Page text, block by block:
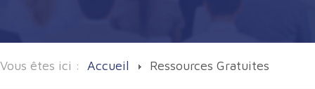
Vous êtes ici : Accueil Ressources Gratuites